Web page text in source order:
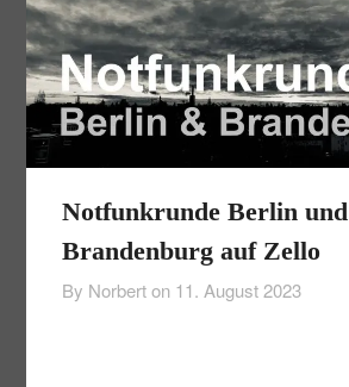
Notfunkrunde Berlin und
Brandenburg auf Zello
By Norbert on 11. August 2023